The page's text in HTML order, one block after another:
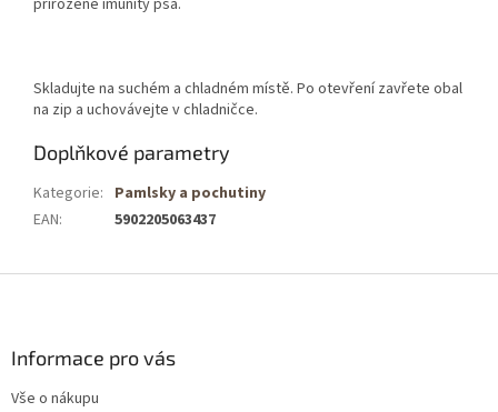
přirozené imunity psa.
Skladujte na suchém a chladném místě. Po otevření zavřete obal
na zip a uchovávejte v chladničce.
Doplňkové parametry
Kategorie: Pamlsky a pochutiny
EAN: 5902205063437
Informace pro vás
Vše o nákupu